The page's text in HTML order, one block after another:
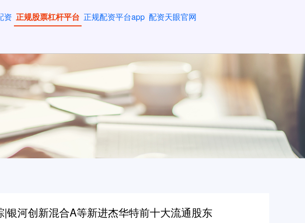
资 正规股票杠杆平台 正规配资平台app 配资天眼官网
|银河创新混合A等新进杰华特前十大流通股东